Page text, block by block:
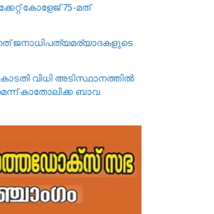
കോളേജ്‌ 75-മത്
ജനാധിപത്യമര്യാദകളുടെ
വിധി അടിസ്ഥാനത്തിൽ
കാതോലിക്ക ബാവ